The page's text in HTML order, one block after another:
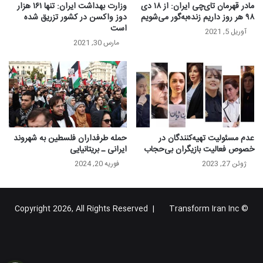
مادر قهرمان تای‌چی ایران: از ۱۸ دی
۹۸ هر روز داریم زنده‌به‌گور می‌شویم
آوریل 5, 2021
وزارت بهداشت ایران: تنها ۱۶۱ هزار
دوز واکسن در کشور تزریق شده
است
مارس 30, 2021
عدم مسئولیت تهیه‌کنندگان در
خصوص فعالیت بازیگران بی‌حجاب
ژوئن 27, 2023
حمله طرفداران فلسطین به شهروند
ایرانی ـ بریتانیایی
فوریه 20, 2024
© Copyright 2026, All Rights Reserved |
Transform Iran Inc